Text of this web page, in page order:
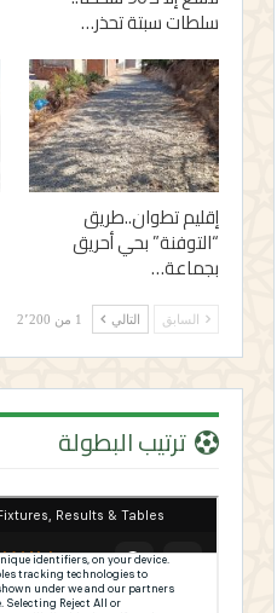
سلطات سبتة تحذر…
إقليم تطوان..طريق
“التوفنة” بحي أحريق
بجماعة…
السابق التالي 1 من 2٬200
ترتيب البطولة